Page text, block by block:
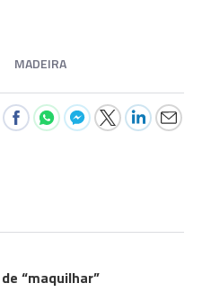
MADEIRA
“maquilhar”